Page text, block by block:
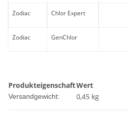
Zodiac Chlor Expert
Zodiac GenChlor
ProdukteigenschaftWert
Versandgewicht: 0,45 kg